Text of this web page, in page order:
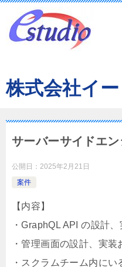
株式会社イ
サーバーサイドエ
公開日： 2025年2月21日
案件
【内容】
・GraphQL API の設計
・管理画面の設計、実装
・スクラムチーム内に